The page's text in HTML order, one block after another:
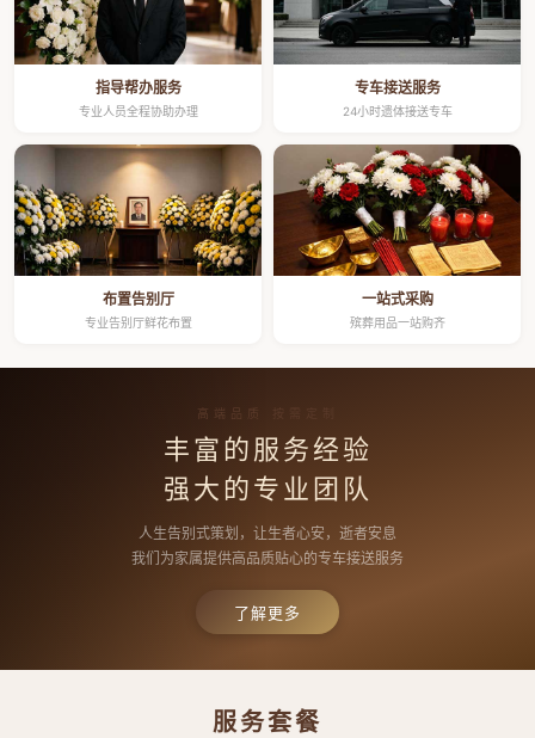
指导帮办服务
专业人员全程协助办理
专车接送服务
24小时遗体接送专车
布置告别厅
专业告别厅鲜花布置
一站式采购
殡葬用品一站购齐
高端品质 按需定制
丰富的服务经验
强大的专业团队
人生告别式策划，让生者心安，逝者安息
我们为家属提供高品质贴心的专车接送服务
了解更多
服务套餐